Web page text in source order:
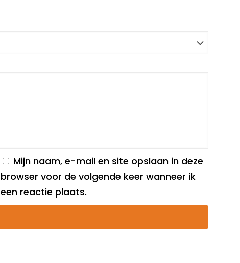
Mijn naam, e-mail en site opslaan in deze
browser voor de volgende keer wanneer ik
een reactie plaats.